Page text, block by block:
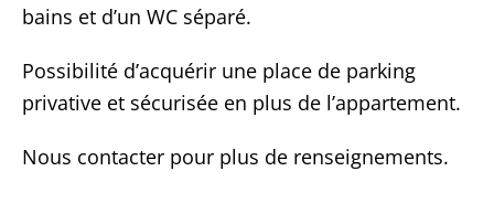
bains et d’un WC séparé.
Possibilité d’acquérir une place de parking
privative et sécurisée en plus de l’appartement.
Nous contacter pour plus de renseignements.